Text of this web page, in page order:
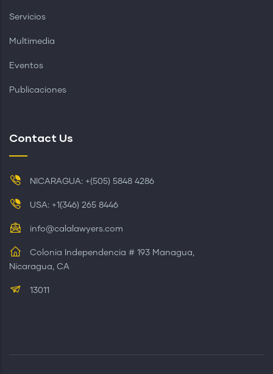
Servicios
Multimedia
Eventos
Publicaciones
Contact Us
NICARAGUA: +(505) 5848 4286
USA: +1(346) 265 8446
info@calalawyers.com
Colonia Independencia # 193 Managua,
Nicaragua, CA
13011